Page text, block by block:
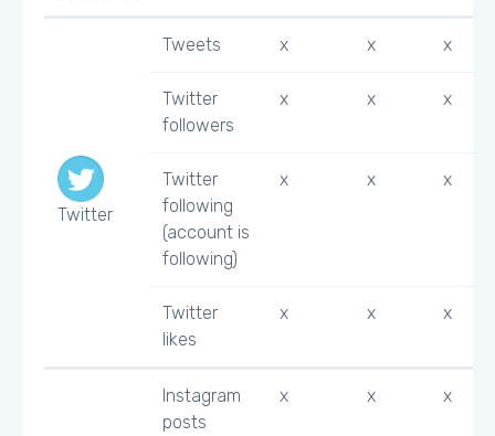
Twitter
Tweets x x x
Twitter
followers
x x x
Twitter
following
(account is
following)
x x x
Twitter
likes
x x x
Instagram
posts
x x x